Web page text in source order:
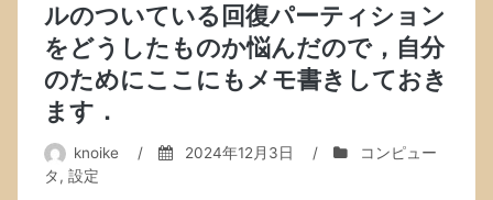
ルのついている回復パーティション
をどうしたものか悩んだので，自分
のためにここにもメモ書きしておき
ます．
knoike / 2024年12月3日 /
コンピュー
タ, 設定